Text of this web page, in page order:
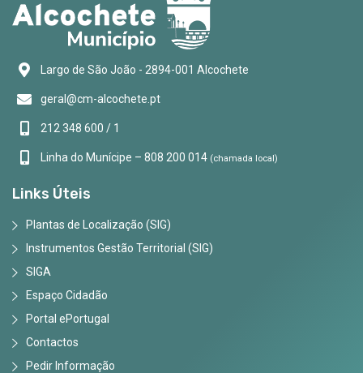
Largo de São João - 2894-001 Alcochete
geral@cm-alcochete.pt
212 348 600 / 1
Linha do Munícipe – 808 200 014 (chamada local)
Links Úteis
Plantas de Localização (SIG)
Instrumentos Gestão Territorial (SIG)
SIGA
Espaço Cidadão
Portal ePortugal
Contactos
Pedir Informação